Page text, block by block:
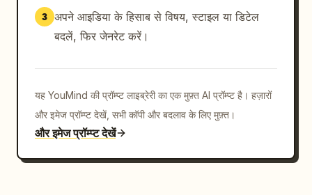
3 अपने आइडिया के हिसाब से विषय, स्टाइल या डिटेल
बदलें, फिर जेनरेट करें।
यह YouMind की प्रॉम्प्ट लाइब्रेरी का एक मुफ़्त AI प्रॉम्प्ट है। हज़ारों
और इमेज प्रॉम्प्ट देखें, सभी कॉपी और बदलाव के लिए मुफ़्त।
और इमेज प्रॉम्प्ट देखें